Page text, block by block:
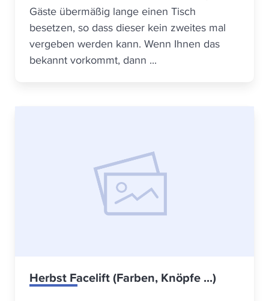
Gäste übermäßig lange einen Tisch
besetzen, so dass dieser kein zweites mal
vergeben werden kann. Wenn Ihnen das
bekannt vorkommt, dann ...
Herbst Facelift (Farben, Knöpfe ...)